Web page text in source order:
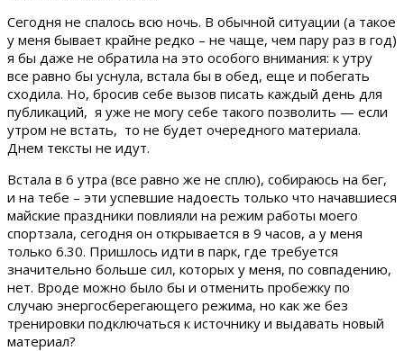
Сегодня не спалось всю ночь. В обычной ситуации (а такое
у меня бывает крайне редко – не чаще, чем пару раз в год)
я бы даже не обратила на это особого внимания: к утру
все равно бы уснула, встала бы в обед, еще и побегать
сходила. Но, бросив себе вызов писать каждый день для
публикаций, я уже не могу себе такого позволить — если
утром не встать, то не будет очередного материала.
Днем тексты не идут.
Встала в 6 утра (все равно же не сплю), собираюсь на бег,
и на тебе – эти успевшие надоесть только что начавшиеся
майские праздники повлияли на режим работы моего
спортзала, сегодня он открывается в 9 часов, а у меня
только 6.30. Пришлось идти в парк, где требуется
значительно больше сил, которых у меня, по совпадению,
нет. Вроде можно было бы и отменить пробежку по
случаю энергосберегающего режима, но как же без
тренировки подключаться к источнику и выдавать новый
материал?